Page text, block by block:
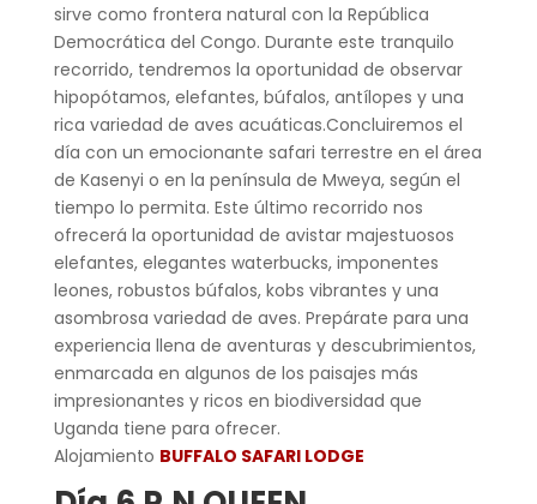
sirve como frontera natural con la República
Democrática del Congo. Durante este tranquilo
recorrido, tendremos la oportunidad de observar
hipopótamos, elefantes, búfalos, antílopes y una
rica variedad de aves acuáticas.Concluiremos el
día con un emocionante safari terrestre en el área
de Kasenyi o en la península de Mweya, según el
tiempo lo permita. Este último recorrido nos
ofrecerá la oportunidad de avistar majestuosos
elefantes, elegantes waterbucks, imponentes
leones, robustos búfalos, kobs vibrantes y una
asombrosa variedad de aves. Prepárate para una
experiencia llena de aventuras y descubrimientos,
enmarcada en algunos de los paisajes más
impresionantes y ricos en biodiversidad que
Uganda tiene para ofrecer.
Alojamiento BUFFALO SAFARI LODGE